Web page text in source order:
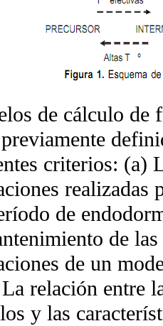
de cálculo de
criterios: (a)
realizadas
de
de
de un
relación entre
y las